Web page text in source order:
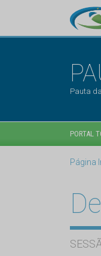
Pauta
PORTAL
Página